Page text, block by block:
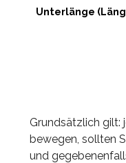
Unterlänge
Grundsätzlich gilt:
bewegen, sollten
und